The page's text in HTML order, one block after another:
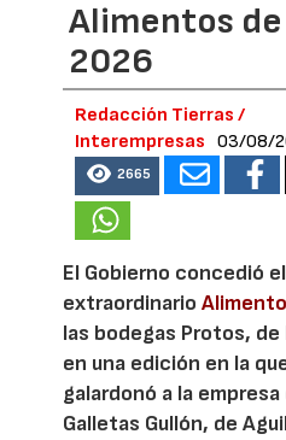
Alimentos de
2026
Redacción Tierras /
Interempresas
03/08/
2665
El Gobierno concedió
extraordinario
las bodegas Protos, de
en una edición en la
galardonó a la
Galletas Gullón, de